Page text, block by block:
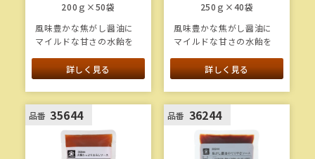
200ｇ×50袋
風味豊かな焦がし醤油に
マイルドな甘さの水飴を
アクセントをつけた甘辛
いソースです。
詳しく見る
250ｇ×40袋
風味豊かな焦がし醤油に
マイルドな甘さの水飴を
アクセントをつけた甘辛
いソースです。
詳しく見る
品番 35644 品番 36244